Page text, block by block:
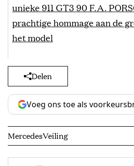
unieke 911 GT3 90 F.A.
prachtige hommage aan de
het model
Delen
Voeg ons toe als
MercedesVeiling